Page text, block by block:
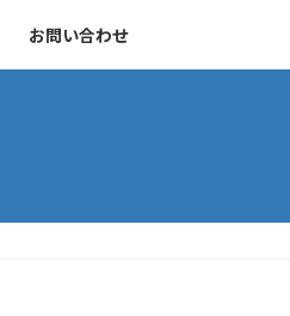
お問い合わせ